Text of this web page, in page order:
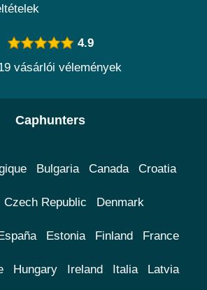
4.9
vásárlói vélemények
Caphunters
Bulgaria Canada Croatia
Czech Republic Denmark
España Estonia Finland France
Hungary Ireland Italia Latvia